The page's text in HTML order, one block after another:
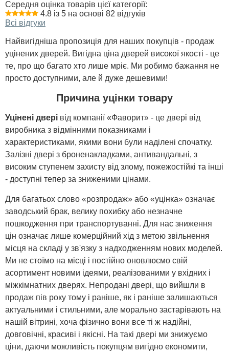
читати всі відгуки
Хороши та надійний
варіант для частного
задоволений дверима,
установка була на
закладні металеві
пластини і дуже
читати всі відгуки
Середня оцінка товарів цієї категорії:
4.8 із 5 на основі 82 відгуків
Всі відгуки
Найвигідніша пропозиція для наших покупців - продаж
уцінених дверей. Вигідна ціна дверей високої якості - це
те, про що багато хто лише мріє. Ми робимо бажання не
просто доступними, але й дуже дешевими!
Причина уцінки товару
Уцінені двері від компанії «Фаворит» - це двері від
виробника з відмінними показниками і
характеристиками, якими вони були наділені спочатку.
Залізні двері з броненакладками, антивандальні, з
високим ступенем захисту від злому, пожежостійкі та інші
- доступні тепер за зниженими цінами.
Для багатьох слово «розпродаж» або «уцінка» означає
заводський брак, велику похибку або незначне
пошкодження при транспортуванні. Для нас зниження
цін означає лише комерційний хід з метою звільнення
місця на складі у зв'язку з надходженням нових моделей.
Ми не стоїмо на місці і постійно оновлюємо свій
асортимент новими ідеями, реалізованими у вхідних і
міжкімнатних дверях. Непродані двері, що вийшли в
продаж пів року тому і раніше, як і раніше залишаються
актуальними і стильними, але морально застарівають на
нашій вітрині, хоча фізично вони все ті ж надійні,
довговічні, красиві і якісні. На такі двері ми знижуємо
ціни, даючи можливість покупцям вигідно економити,